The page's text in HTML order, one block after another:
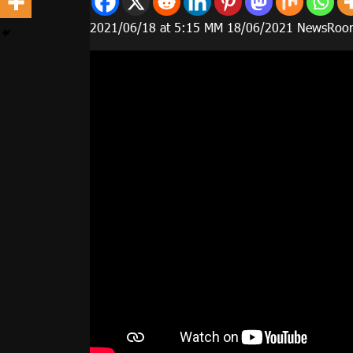
2021/06/18 at 5:15 ΜΜ 18/06/2021